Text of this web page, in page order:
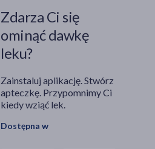
Zdarza Ci się
ominąć dawkę
leku?
Zainstaluj aplikację. Stwórz
apteczkę. Przypomnimy Ci
kiedy wziąć lek.
Dostępna w